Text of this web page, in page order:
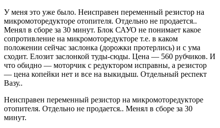
У меня это уже было. Неисправен переменный резистор на
микромоторедукторе отопителя. Отдельно не продается..
Менял в сборе за 30 минут. Блок САУО не понимает какое
сопротивление на микромоторедукторе т.е. в каком
положении сейчас заслонка (дорожки протерлись) и с ума
сходит. Елозит заслонкой туды-сюды. Цена — 560 рубчиков. И
что обидно — моторчик с редуктором исправны, а резистор
— цена копейки нет и все на выкидыш. Отдельный респект
Вазу..
Неисправен переменный резистор на микромоторедукторе
отопителя. Отдельно не продается.. Менял в сборе за 30
минут.